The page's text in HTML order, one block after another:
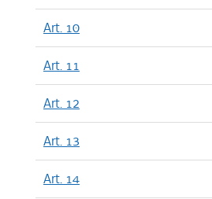
Art. 10
Art. 11
Art. 12
Art. 13
Art. 14